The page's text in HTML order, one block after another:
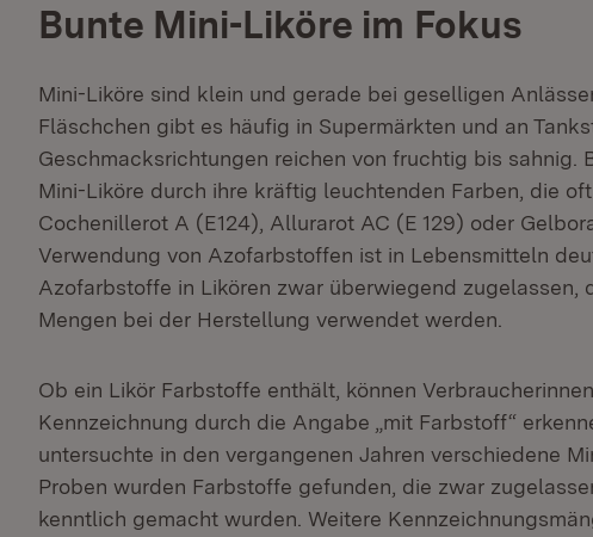
Bunte Mini-Liköre im Fokus
Mini-Liköre sind klein und gerade bei geselligen
Fläschchen gibt es häufig in Supermärkten und an
Geschmacksrichtungen reichen von fruchtig bis sahnig.
Mini-Liköre durch ihre kräftig leuchtenden Farben, die
Cochenillerot A (E124), Allurarot AC (E 129) oder
Verwendung von Azofarbstoffen ist in Lebensmitteln
Azofarbstoffe in Likören zwar überwiegend zugelassen,
Mengen bei der Herstellung verwendet werden.
Ob ein Likör Farbstoffe enthält, können
Kennzeichnung durch die Angabe „mit Farbstoff“
untersuchte in den vergangenen Jahren verschiedene
Proben wurden Farbstoffe gefunden, die zwar
kenntlich gemacht wurden. Weitere